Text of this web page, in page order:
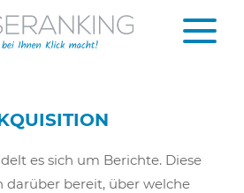
es sich um Berichte. Diese
bereit, über welche